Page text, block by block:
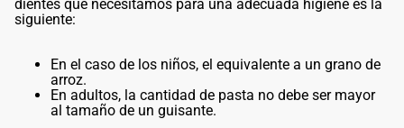
dientes que necesitamos para una adecuada higiene es la
siguiente:
En el caso de los niños, el equivalente a un grano de
arroz.
En adultos, la cantidad de pasta no debe ser mayor
al tamaño de un guisante.